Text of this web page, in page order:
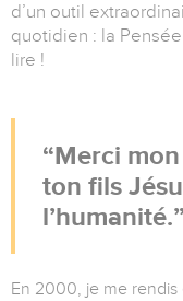
d’un outil
quotidien : la
lire !
Merci
ton fils
l’humanité.
En 2000, je me